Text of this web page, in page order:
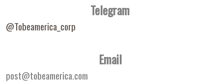
Telegram
@Tobeamerica_corp
Email
post@tobeamerica.com